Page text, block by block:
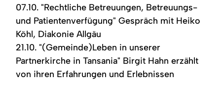
07.10. "Rechtliche Betreuungen, Betreuungs-
und Patientenverfügung" Gespräch mit Heiko
Köhl, Diakonie Allgäu
21.10. "(Gemeinde)Leben in unserer
Partnerkirche in Tansania" Birgit Hahn erzählt
von ihren Erfahrungen und Erlebnissen